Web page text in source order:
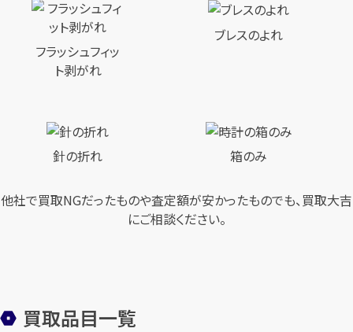
フラッシュフィッ
ト剥がれ
ブレスのよれ
針の折れ 箱のみ
他社で買取NGだったものや査定額が安かったものでも、買取大吉
にご相談ください。
買取品目一覧